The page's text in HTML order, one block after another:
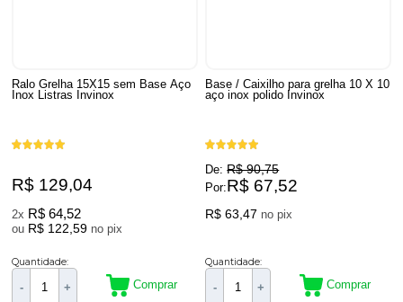
Ralo Grelha 15X15 sem Base Aço
Inox Listras Invinox
R$ 129,04
2x R$ 64,52
ou R$ 122,59 no pix
Quantidade:
- + Comprar
Base / Caixilho para grelha 10 X 10
aço inox polido Invinox
De: R$ 90,75
Por:R$ 67,52
R$ 63,47 no pix
Quantidade:
- + Comprar